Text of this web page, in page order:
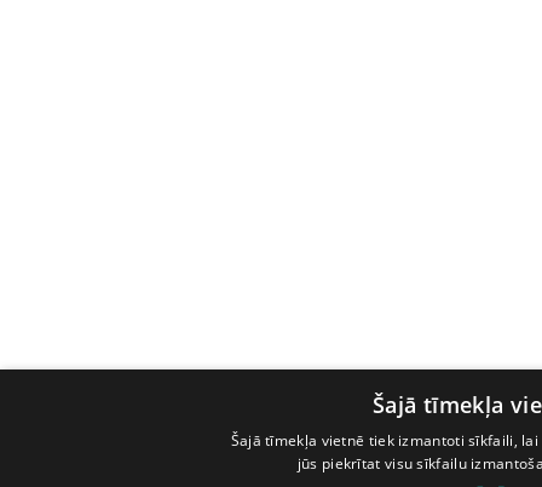
Šajā tīmekļa
Šajā tīmekļa vietnē tiek izmantoti sīkfaili,
jūs piekrītat visu sīkfailu